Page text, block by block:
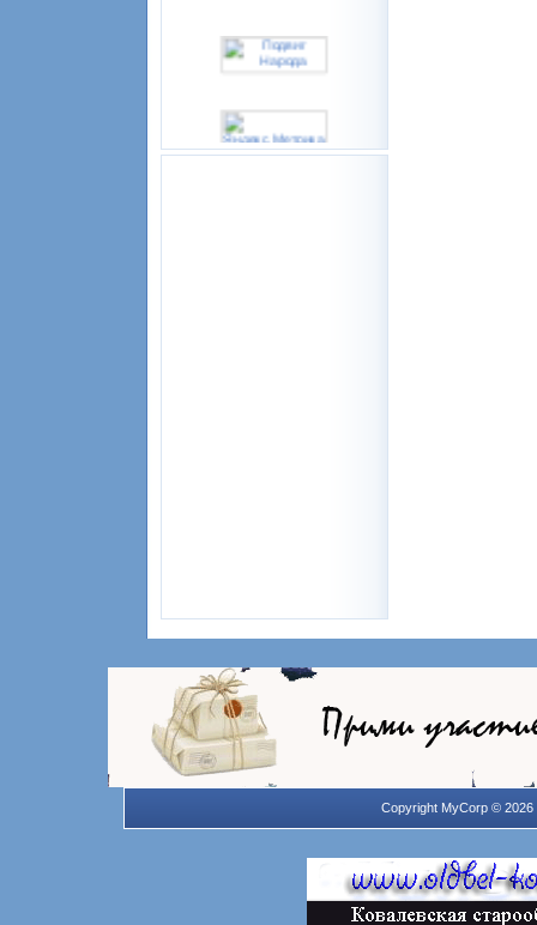
Copyright MyCorp © 2026